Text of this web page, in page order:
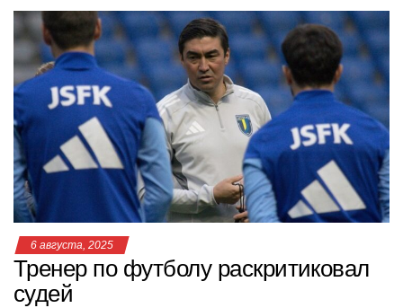
at
s
A
p
p
c
e
b
o
o
k
tt
er
n
o
kl
a
ss
ni
ki
e
gr
a
m
.R
u
er п
р
а
в
и
т
ь
6 августа, 2025
Тренер по футболу раскритиковал
судей